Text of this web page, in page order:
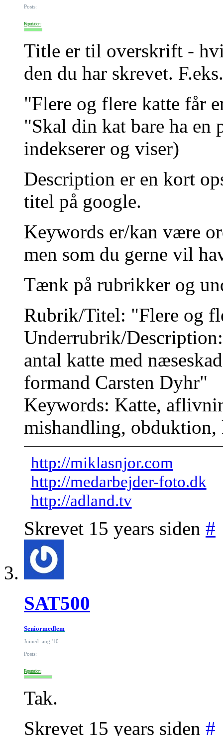
Posts:
Reputation:
Title er til overskrift -
den du har skrevet. F.eks.
"Flere og flere katte får
"Skal din kat bare ha en
indekserer og viser)
Description er en kort
titel på google.
Keywords er/kan være
men som du gerne vil
Tænk på rubrikker og
Rubrik/Titel: "Flere og
Underrubrik/
antal katte med
formand Carsten Dyhr"
Keywords: Katte,
mishandling, obduktion,
http://miklasnjor.com
http://medarbejder-foto.dk
http://adland.tv
Skrevet 15 years siden #
SAT500
Seniormedlem
Joined: aug '10
Posts:
Reputation:
Tak.
Skrevet 15 years siden #